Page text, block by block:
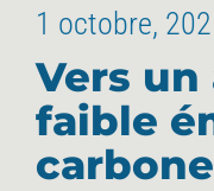
1 octobre,
Vers un
faible
carbone